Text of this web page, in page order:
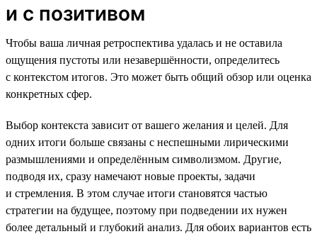
и с позитивом
Чтобы ваша личная ретроспектива удалась и не оставила
ощущения пустоты или незавершённости, определитесь
с контекстом итогов. Это может быть общий обзор или оценка
конкретных сфер.
Выбор контекста зависит от вашего желания и целей. Для
одних итоги больше связаны с неспешными лирическими
размышлениями и определённым символизмом. Другие,
подводя их, сразу намечают новые проекты, задачи
и стремления. В этом случае итоги становятся частью
стратегии на будущее, поэтому при подведении их нужен
более детальный и глубокий анализ. Для обоих вариантов есть